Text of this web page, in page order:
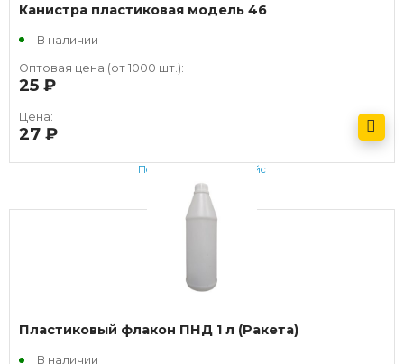
Канистра пластиковая модель 46
В наличии
Оптовая цена (от 1000 шт.):
25
Цена:
27
Получить оптовый прайс
Пластиковый флакон ПНД 1 л (Ракета)
В наличии